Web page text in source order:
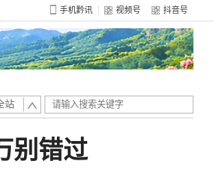
手机黔讯 视频号 抖音号
站
别错过